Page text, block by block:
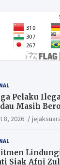
Pelaku
Masih
Minta
Segera
8, 2026
Siak Afni